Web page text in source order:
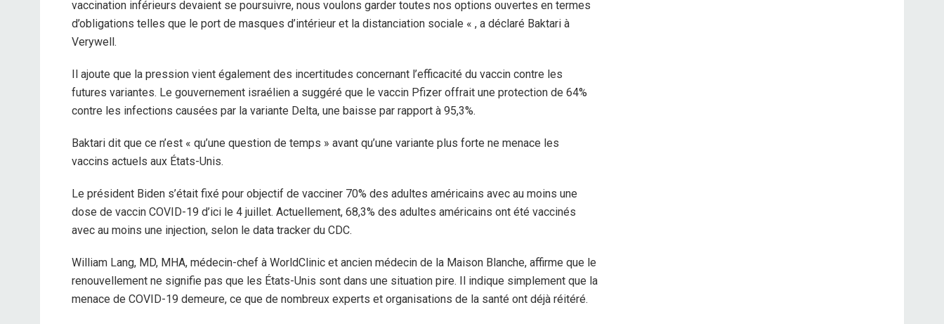
vaccination inférieurs devaient se poursuivre, nous voulons garder toutes nos options ouvertes en termes
d’obligations telles que le port de masques d’intérieur et la distanciation sociale « , a déclaré Baktari à
Verywell.
Il ajoute que la pression vient également des incertitudes concernant l’efficacité du vaccin contre les
futures variantes. Le gouvernement israélien a suggéré que le vaccin Pfizer offrait une protection de 64%
contre les infections causées par la variante Delta, une baisse par rapport à 95,3%.
Baktari dit que ce n’est « qu’une question de temps » avant qu’une variante plus forte ne menace les
vaccins actuels aux États-Unis.
Le président Biden s’était fixé pour objectif de vacciner 70% des adultes américains avec au moins une
dose de vaccin COVID-19 d’ici le 4 juillet. Actuellement, 68,3% des adultes américains ont été vaccinés
avec au moins une injection, selon le data tracker du CDC.
William Lang, MD, MHA, médecin-chef à WorldClinic et ancien médecin de la Maison Blanche, affirme que le
renouvellement ne signifie pas que les États-Unis sont dans une situation pire. Il indique simplement que la
menace de COVID-19 demeure, ce que de nombreux experts et organisations de la santé ont déjà réitéré.